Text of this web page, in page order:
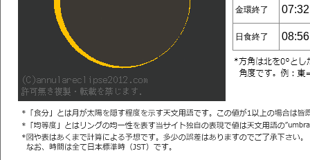
金環終了
日食終了